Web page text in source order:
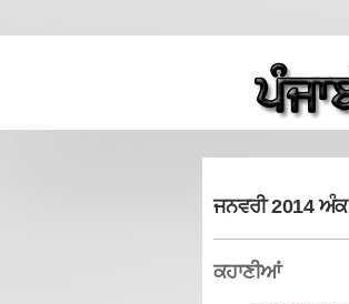
ਜਨਵਰੀ 2014 ਅੰਕ
ਕਹਾਣੀਆਂ